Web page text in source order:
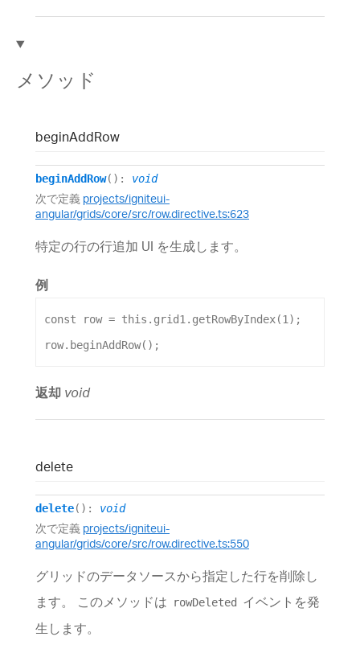
メソッド
beginAddRow
beginAddRow() : void
次で定義 projects/igniteui-
angular/grids/core/src/row.directive.ts:623
特定の行の行追加 UI を生成します。
例
const row = this . grid1. getRowByIndex(1);
row. beginAddRow();
返却 void
delete
delete() : void
次で定義 projects/igniteui-
angular/grids/core/src/row.directive.ts:550
グリッドのデータソースから指定した行を削除し
ます。 このメソッドは
rowDeleted
イベントを発
生します。